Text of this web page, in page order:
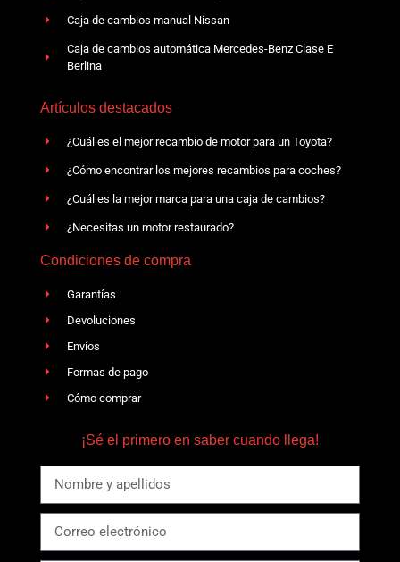
Caja de cambios manual Nissan
Caja de cambios automática Mercedes-Benz Clase E
Berlina
Artículos destacados
¿Cuál es el mejor recambio de motor para un Toyota?
¿Cómo encontrar los mejores recambios para coches?
¿Cuál es la mejor marca para una caja de cambios?
¿Necesitas un motor restaurado?
Condiciones de compra
Garantías
Devoluciones
Envíos
Formas de pago
Cómo comprar
¡Sé el primero en saber cuando llega!